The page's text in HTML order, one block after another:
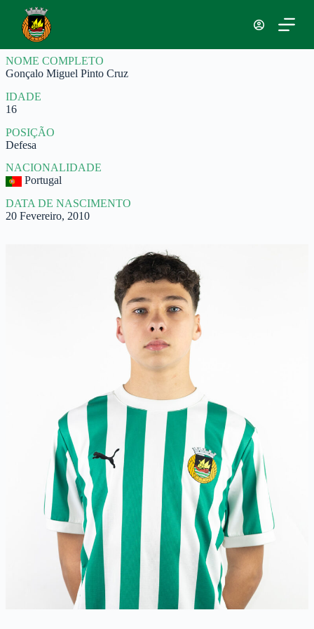
a
r
p
r
a
o
c
o
n
t
e
ú
d
NOME COMPLETO
Gonçalo Miguel Pinto Cruz
IDADE
16
POSIÇÃO
Defesa
NACIONALIDADE
Portugal
DATA DE NASCIMENTO
20 Fevereiro, 2010